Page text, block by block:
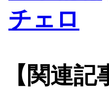
チェロ
【関連記